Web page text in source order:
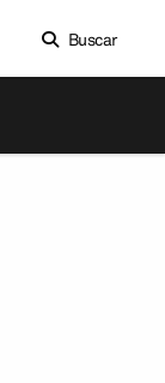
Buscar